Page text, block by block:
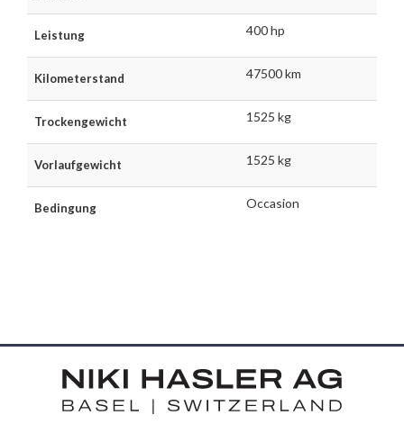
Leistung 400 hp
Kilometerstand 47500 km
Trockengewicht 1525 kg
Vorlaufgewicht 1525 kg
Bedingung Occasion